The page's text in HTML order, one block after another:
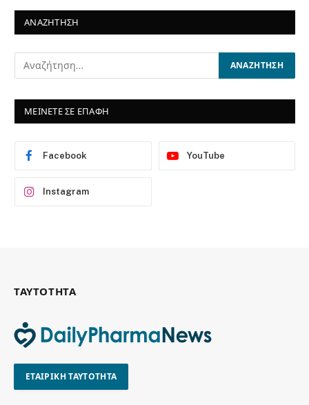
ΑΝΑΖΗΤΗΣΗ
ΜΕΙΝΕΤΕ ΣΕ ΕΠΑΦΗ
Facebook YouTube
Instagram
ΤΑΥΤΟΤΗΤΑ
ΕΤΑΙΡΙΚΗ ΤΑΥΤΟΤΗΤΑ